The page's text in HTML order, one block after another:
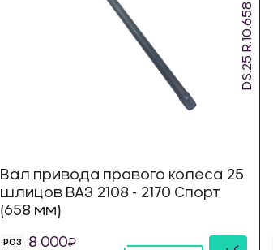
DS.25.R.10.658
Вал привода правого колеса 25
шлицов ВАЗ 2108 - 2170 Спорт
(658 мм)
РОЗ 8 000